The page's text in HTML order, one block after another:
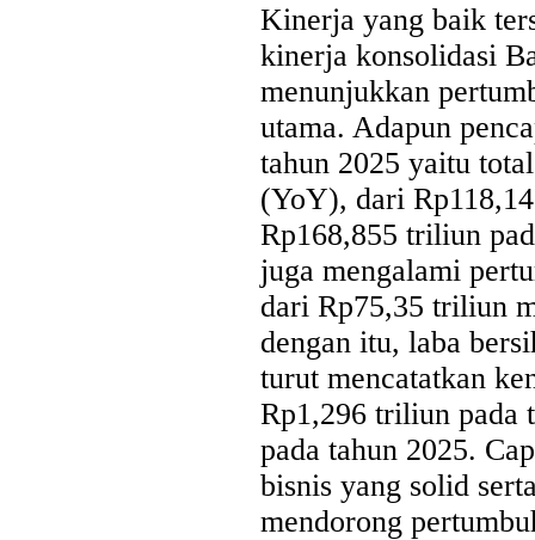
Kinerja yang baik
kinerja konsolidasi
menunjukkan
utama. Adapun
tahun 2025 yaitu
(YoY), dari
Rp168,855 triliun
juga mengalami
dari Rp75,35 triliun
dengan itu, laba
turut mencatatkan
Rp1,296 triliun pada
pada tahun 2025.
bisnis yang solid
mendorong